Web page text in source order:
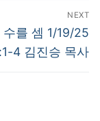
NEXT
수를 셈 1/19/25
4 김진승 목사